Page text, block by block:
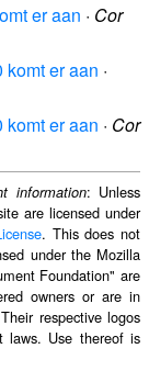
er aan · Cor
komt er aan ·
komt er aan · Cor
information: Unless
are licensed under
. This does not
under the Mozilla
Foundation" are
owners or are in
respective logos
laws. Use thereof is